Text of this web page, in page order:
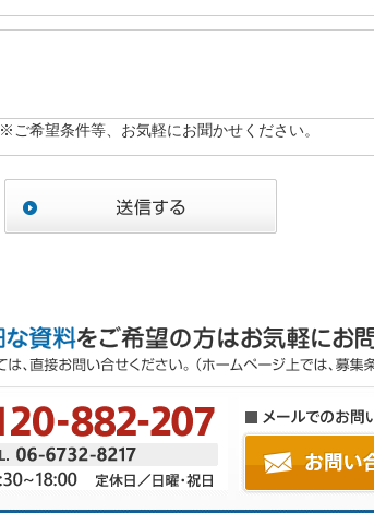
※ご希望条件等、お気軽にお聞かせください。